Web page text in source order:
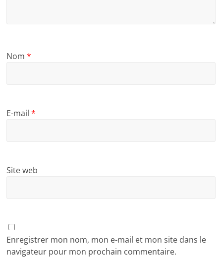
Nom*
E-mail*
Site web
Enregistrer mon nom, mon e-mail et mon site dans le
navigateur pour mon prochain commentaire.